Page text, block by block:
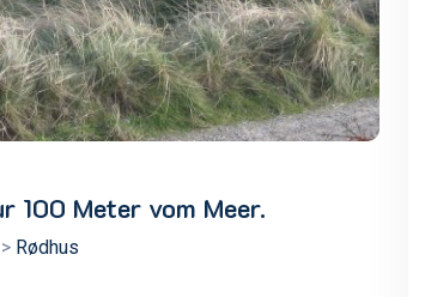
100 Meter vom Meer.
Rødhus